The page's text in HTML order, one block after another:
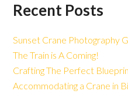
Recent Posts
Sunset Crane Photography
The Train is A Coming!
Crafting The Perfect
Accommodating a Crane in